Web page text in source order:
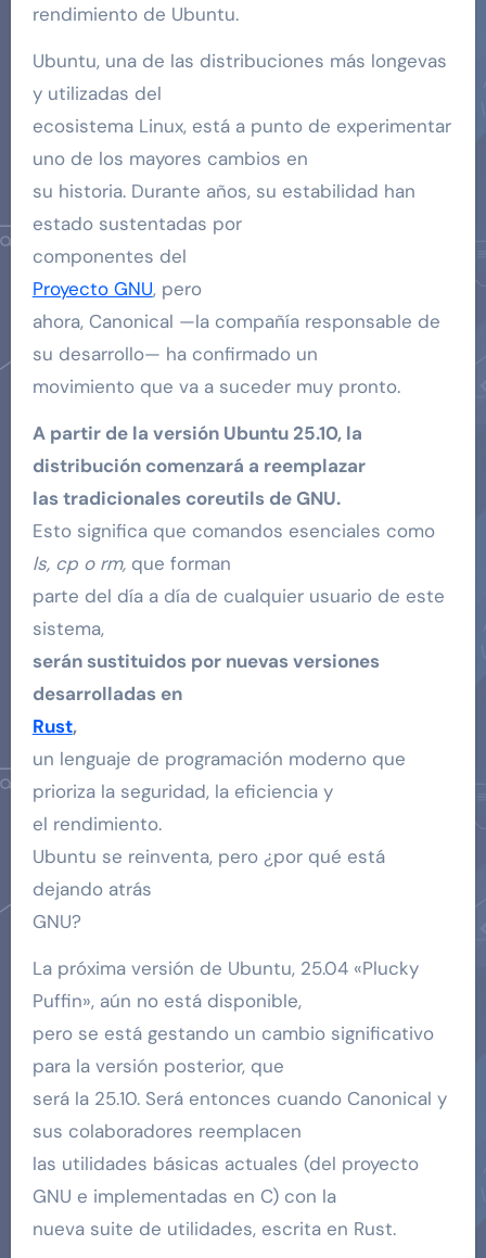
rendimiento de Ubuntu.
Ubuntu, una de las distribuciones más longevas
y utilizadas del
ecosistema Linux, está a punto de experimentar
uno de los mayores cambios en
su historia. Durante años, su estabilidad han
estado sustentadas por
componentes del
Proyecto GNU, pero
ahora, Canonical —la compañía responsable de
su desarrollo— ha confirmado un
movimiento que va a suceder muy pronto.
A partir de la versión Ubuntu 25.10, la
distribución comenzará a reemplazar
las tradicionales coreutils de GNU.
Esto significa que comandos esenciales como
ls, cp o rm,que forman
parte del día a día de cualquier usuario de este
sistema,
serán sustituidos por nuevas versiones
desarrolladas en
Rust,
un lenguaje de programación moderno que
prioriza la seguridad, la eficiencia y
el rendimiento.
Ubuntu se reinventa, pero ¿por qué está
dejando atrás
GNU?
La próxima versión de Ubuntu, 25.04 «Plucky
Puffin», aún no está disponible,
pero se está gestando un cambio significativo
para la versión posterior, que
será la 25.10. Será entonces cuando Canonical y
sus colaboradores reemplacen
las utilidades básicas actuales (del proyecto
GNU e implementadas en C) con la
nueva suite de utilidades, escrita en Rust.